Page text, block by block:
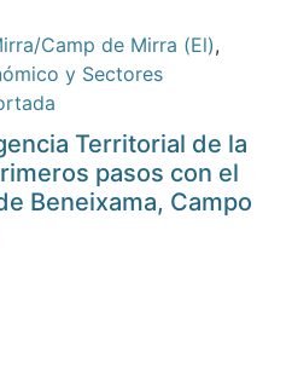
Camp de Mirra (El),
y Sectores
Territorial de la
pasos con el
Beneixama, Campo